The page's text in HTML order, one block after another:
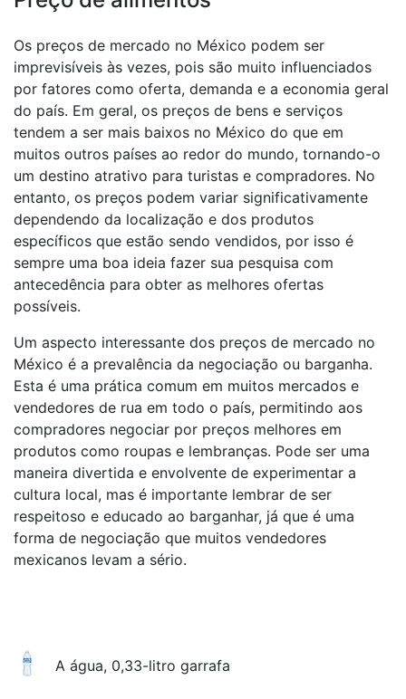
Os preços de mercado no México podem ser
imprevisíveis às vezes, pois são muito influenciados
por fatores como oferta, demanda e a economia geral
do país. Em geral, os preços de bens e serviços
tendem a ser mais baixos no México do que em
muitos outros países ao redor do mundo, tornando-o
um destino atrativo para turistas e compradores. No
entanto, os preços podem variar significativamente
dependendo da localização e dos produtos
específicos que estão sendo vendidos, por isso é
sempre uma boa ideia fazer sua pesquisa com
antecedência para obter as melhores ofertas
possíveis.
Um aspecto interessante dos preços de mercado no
México é a prevalência da negociação ou barganha.
Esta é uma prática comum em muitos mercados e
vendedores de rua em todo o país, permitindo aos
compradores negociar por preços melhores em
produtos como roupas e lembranças. Pode ser uma
maneira divertida e envolvente de experimentar a
cultura local, mas é importante lembrar de ser
respeitoso e educado ao barganhar, já que é uma
forma de negociação que muitos vendedores
mexicanos levam a sério.
A água, 0,33-litro garrafa